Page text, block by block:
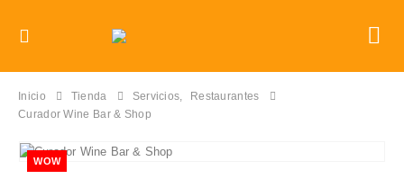
Inicio Tienda Servicios,
Restaurantes
Curador Wine Bar & Shop
WOW